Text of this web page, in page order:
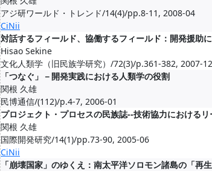
アジ研ワールド・トレンド/14(4)/pp.8-11, 2008-04
CiNii
対話するフィールド、協働するフィールド：開発援助
Hisao Sekine
文化人類学（旧民族学研究）/72(3)/p.361-382, 2007-12
「つなぐ」－開発実践における人類学の役割
関根 久雄
民博通信/(112)/p.4-7, 2006-01
プロジェクト・プロセスの民族誌--技術協力におけるリ
関根 久雄
国際開発研究/14(1)/pp.73-90, 2005-06
CiNii
「崩壊国家」のゆくえ：南太平洋ソロモン諸島の「再生